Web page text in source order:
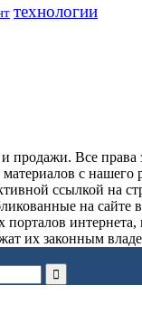
технологии
продажи. Все
с нашего
ссылкой на
на сайте
порталов интернета,
их законным